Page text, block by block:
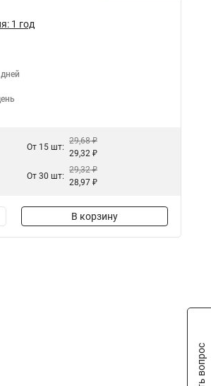
1 год
От 15 шт:
29,68 ₽
29,32 ₽
От 30 шт:
29,32 ₽
28,97 ₽
В корзину